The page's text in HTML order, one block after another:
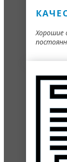
Хорошие